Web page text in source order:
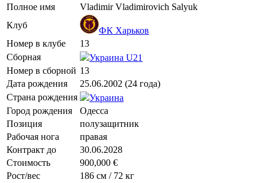
Полное имя
Vladimir Vladimirovich Salyuk
Клуб
ФК Харьков
Номер в клубе
13
Сборная
Украина U21
Номер в сборной 13
Дата рождения
25.06.2002 (24 года)
Страна рождения
Украина
Город рождения
Одесса
Позиция
полузащитник
Рабочая нога
правая
Контракт до
30.06.2028
Стоимость
900,000 €
Рост/вес
186 см / 72 кг